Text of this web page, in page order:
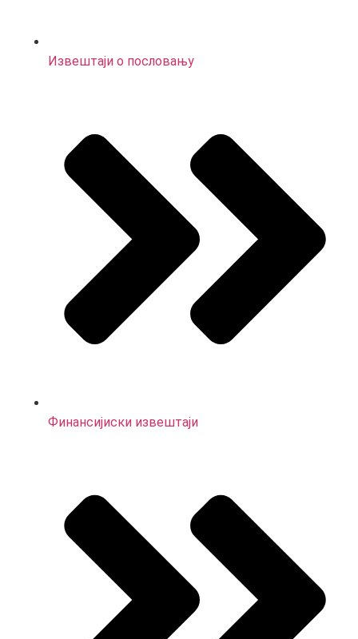
Извештаји о пословању
Финансијиски извештаји